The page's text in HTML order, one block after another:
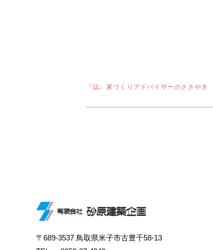
『誌』家づくりアドバイザーのささやき
〒689-3537 鳥取県米子市古豊千58-13